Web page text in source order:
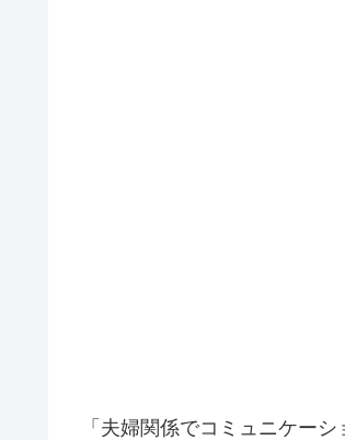
「夫婦関係でコミュニケー